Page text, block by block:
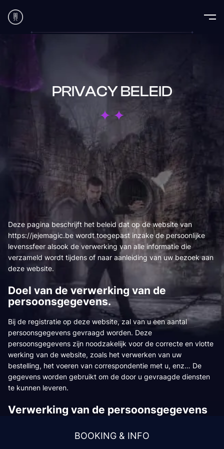
PRIVACY BELEID
Deze pagina beschrijft het beleid dat op de website van
https://jejemagic.be wordt toegepast inzake de persoonlijke
levenssfeer alsook de verwerking van alle informatie die
verzameld wordt tijdens of naar aanleiding van uw bezoek aan
deze website.
Doel van de verwerking van de
persoonsgegevens.
Bij de registratie op deze website, zal van u een aantal
persoonsgegevens gevraagd worden. Deze
persoonsgegevens zijn noodzakelijk voor de correcte en vlotte
werking van de website, zoals het verwerken van uw
bestelling, het voeren van correspondentie met u, enz… De
gegevens worden gebruikt om de door u gevraagde diensten
te kunnen leveren.
Verwerking van de persoonsgegevens
de verwerkte gegevens
BOOKING & INFO